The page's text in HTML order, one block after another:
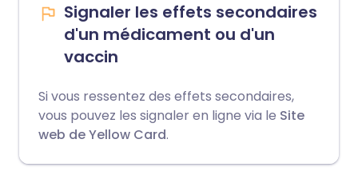
Signaler les effets secondaires
d'un médicament ou d'un
vaccin
Si vous ressentez des effets secondaires,
vous pouvez les signaler en ligne via le Site
web de Yellow Card.